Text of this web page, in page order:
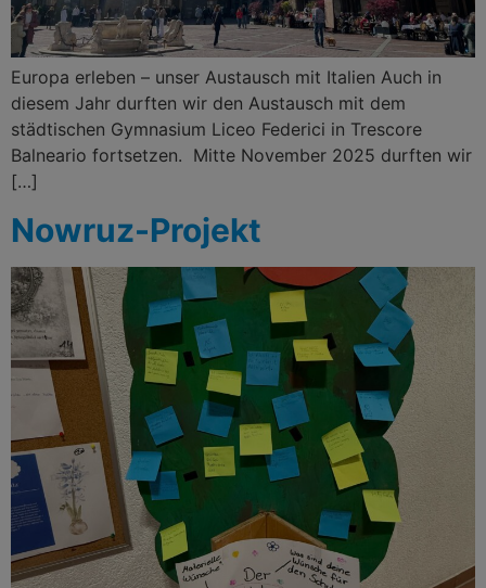
Europa erleben – unser Austausch mit Italien Auch in
diesem Jahr durften wir den Austausch mit dem
städtischen Gymnasium Liceo Federici in Trescore
Balneario fortsetzen. Mitte November 2025 durften wir
[…]
Nowruz-Projekt